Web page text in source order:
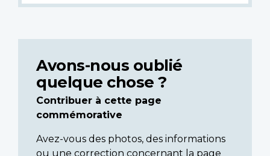
Avons-nous oublié
quelque chose ?
Contribuer à cette page
commémorative
Avez-vous des photos, des informations
ou une correction concernant la page